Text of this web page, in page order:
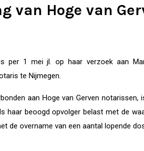
van Hoge van
per 1 mei jl. op haar verzoek aan
te Nijmegen.
aan Hoge van Gerven notarissen,
haar beoogd opvolger belast met de
de overname van een aantal lopende